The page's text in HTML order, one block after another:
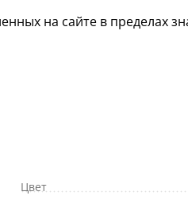
на сайте в пределах
Цвет